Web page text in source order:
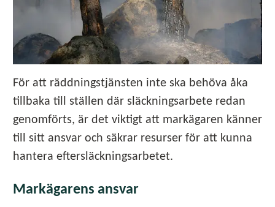
För att räddningstjänsten inte ska behöva åka
tillbaka till ställen där släckningsarbete redan
genomförts, är det viktigt att markägaren känner
till sitt ansvar och säkrar resurser för att kunna
hantera eftersläckningsarbetet.
Markägarens ansvar